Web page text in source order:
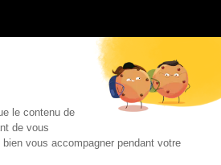
le contenu de
de vous
vous accompagner pendant votre